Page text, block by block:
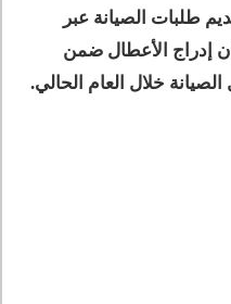
طلبات الصيانة عبر
إدراج الأعطال ضمن
خلال العام الحالي.